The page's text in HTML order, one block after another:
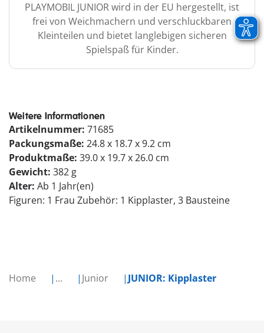
Home ... Junior JUNIOR: Kipplaster
PLAYMOBIL JUNIOR wird in der EU hergestellt, ist
frei von Weichmachern und verschluckbaren
Kleinteilen und bietet langlebigen sicheren
Spielspaß für Kinder.
Weitere Informationen
Artikelnummer: 71685
Packungsmaße: 24.8 x 18.7 x 9.2 cm
Produktmaße: 39.0 x 19.7 x 26.0 cm
Gewicht: 382 g
Alter: Ab 1 Jahr(en)
Figuren: 1 Frau Zubehör: 1 Kipplaster, 3 Bausteine